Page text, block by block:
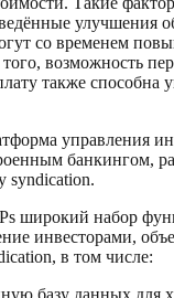
улучшения
со временем
возможность
также способна
управления
банкингом,
syndication.
широкий набор
инвесторами,
в том числе: